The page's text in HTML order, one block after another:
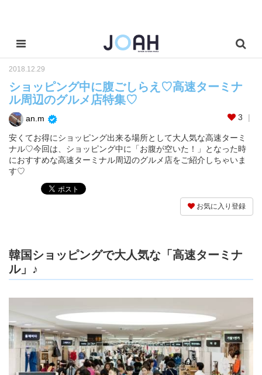
2018.12.29
ショッピング中に腹ごしらえ♡高速ターミナ
ル周辺のグルメ店特集♡
an.m 3
安くてお得にショッピング出来る場所として大人気な高速ターミ
ナル♡今回は、ショッピング中に「お腹が空いた！」となった時
におすすめな高速ターミナル周辺のグルメ店をご紹介しちゃいま
す♡
お気に入り登録
韓国ショッピングで大人気な「高速ターミナ
ル」♪